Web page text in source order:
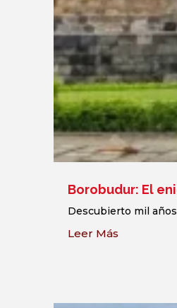
Borobudur: El
Descubierto mil
Leer Más